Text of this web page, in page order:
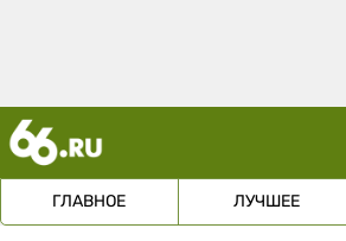
ГЛАВНОЕ ЛУЧШЕЕ